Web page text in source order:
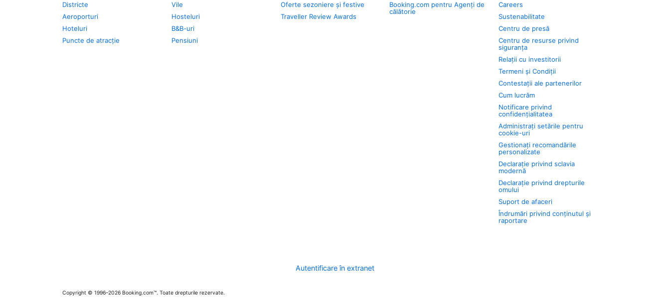
Districte
Aeroporturi
Hoteluri
Puncte de atracţie
Vile
Hosteluri
B&B-uri
Pensiuni
Oferte sezoniere și festive
Traveller Review Awards
Booking.com pentru Agenți de
călătorie
Careers
Sustenabilitate
Centru de presă
Centru de resurse privind
siguranța
Relații cu investitorii
Termeni și Condiții
Contestații ale partenerilor
Cum lucrăm
Notificare privind
confidențialitatea
Administrați setările pentru
cookie-uri
Gestionați recomandările
personalizate
Declarație privind sclavia
modernă
Declarație privind drepturile
omului
Suport de afaceri
Îndrumări privind conținutul și
raportare
Autentificare în extranet
Copyright © 1996–2026 Booking.com™. Toate drepturile rezervate.